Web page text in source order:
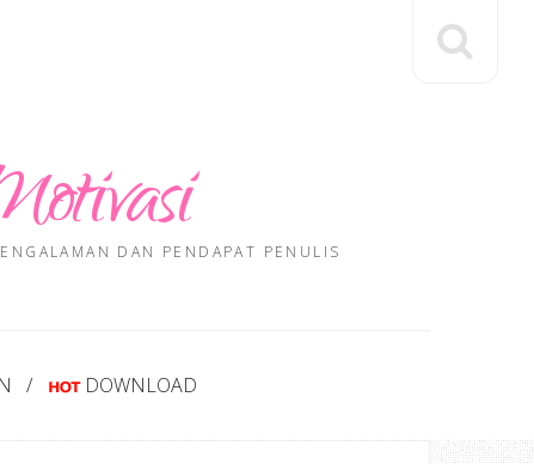
DAN PENDAPAT PENULIS
DOWNLOAD